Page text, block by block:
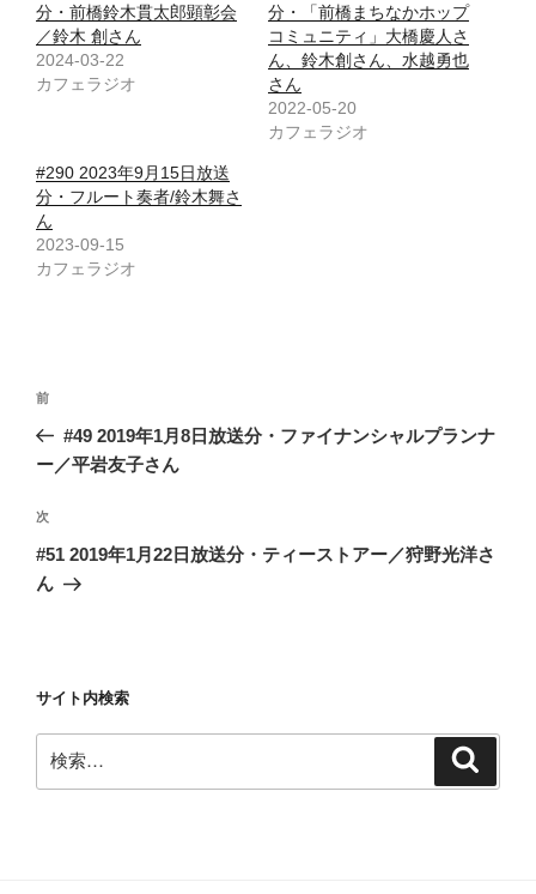
分・前橋鈴木貫太郎顕彰会
／鈴木 創さん
2024-03-22
カフェラジオ
分・「前橋まちなかホップ
コミュニティ」大橋慶人さ
ん、鈴木創さん、水越勇也
さん
2022-05-20
カフェラジオ
#290 2023年9月15日放送
分・フルート奏者/鈴木舞さ
ん
2023-09-15
カフェラジオ
投
ゲ
ー
シ
前
の
前
#49 2019年1月8日放送分・ファイナンシャルプランナ
ー／平岩友子さん
次
の
投
次
#51 2019年1月22日放送分・ティーストアー／狩野光洋さ
ん
サイト内検索
索: